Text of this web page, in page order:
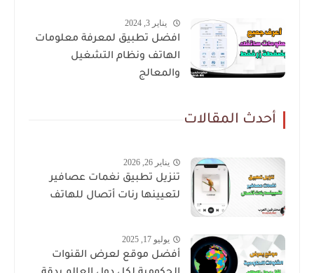
يناير 3, 2024
افضل تطبيق لمعرفة معلومات
الهاتف ونظام التشغيل
والمعالج
أحدث المقالات
يناير 26, 2026
تنزيل تطبيق نغمات عصافير
لتعيينها رنات أتصال للهاتف
يوليو 17, 2025
أفضل موقع لعرض القنوات